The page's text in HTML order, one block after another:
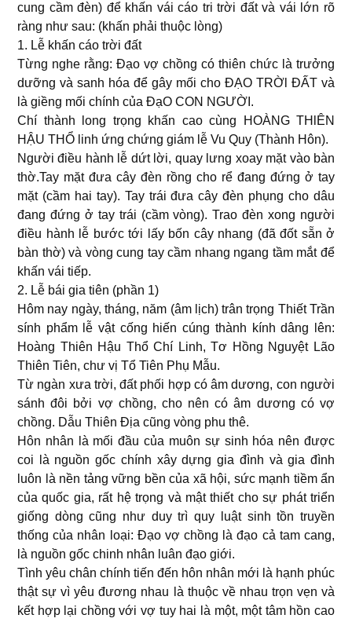
cung cầm đèn) để khấn vái cáo tri trời đất và vái lớn rõ
ràng như sau: (khấn phải thuộc lòng)
1. Lễ khấn cáo trời đất
Từng nghe rằng: Ðạo vợ chồng có thiên chức là trưởng
dưỡng và sanh hóa để gây mối cho ÐẠO TRỜl ÐẤT và
là giềng mối chính của ÐạO CON NGƯỜI.
Chí thành long trọng khấn cao cùng HOÀNG THlÊN
HẬU THỔ linh ứng chứng giám lễ Vu Quy (Thành Hôn).
Người điều hành lễ dứt lời, quay lưng xoay mặt vào bàn
thờ.Tay mặt đưa cây đèn rồng cho rể đang đứng ở tay
mặt (cầm hai tay). Tay trái đưa cây đèn phụng cho dâu
đang đứng ở tay trái (cầm vòng). Trao đèn xong người
điều hành lễ bước tới lấy bốn cây nhang (đã đốt sẵn ở
bàn thờ) và vòng cung tay cầm nhang ngang tầm mắt để
khấn vái tiếp.
2. Lễ bái gia tiên (phần 1)
Hôm nay ngày, tháng, năm (âm lịch) trân trọng Thiết Trần
sính phẩm lễ vật cống hiến cúng thành kính dâng lên:
Hoàng Thiên Hậu Thổ Chí Linh, Tơ Hồng Nguyệt Lão
Thiên Tiên, chư vị Tổ Tiên Phụ Mẫu.
Từ ngàn xưa trời, đất phối hợp có âm dương, con người
sánh đôi bởi vợ chồng, cho nên có âm dương có vợ
chồng. Dẫu Thiên Ðịa cũng vòng phu thê.
Hôn nhân là mối đầu của muôn sự sinh hóa nên được
coi là nguồn gốc chính xây dựng gia đình và gia đình
luôn là nền tảng vững bền của xã hội, sức mạnh tiềm ẩn
của quốc gia, rất hệ trọng và mật thiết cho sự phát triển
giống dòng cũng như duy trì quy luật sinh tồn truyền
thống của nhân loại: Ðạo vợ chồng là đạo cả tam cang,
là nguồn gốc chinh nhân luân đạo giới.
Tình yêu chân chính tiến đến hôn nhân mới là hạnh phúc
thật sự vì yêu đương nhau là thuộc về nhau trọn vẹn và
kết hợp lại chồng với vợ tuy hai là một, một tâm hồn cao